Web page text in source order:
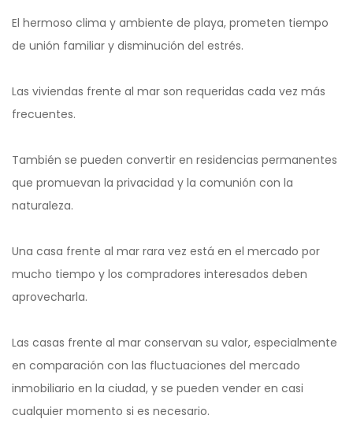
El hermoso clima y ambiente de playa, prometen tiempo
de unión familiar y disminución del estrés.
Las viviendas frente al mar son requeridas cada vez más
frecuentes.
También se pueden convertir en residencias permanentes
que promuevan la privacidad y la comunión con la
naturaleza.
Una casa frente al mar rara vez está en el mercado por
mucho tiempo y los compradores interesados ​​deben
aprovecharla.
Las casas frente al mar conservan su valor, especialmente
en comparación con las fluctuaciones del mercado
inmobiliario en la ciudad, y se pueden vender en casi
cualquier momento si es necesario.